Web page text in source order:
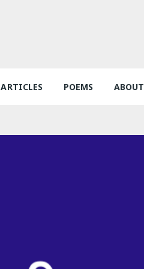
ARTICLES POEMS ABOUT